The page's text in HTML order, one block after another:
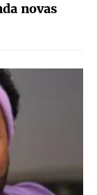
novas